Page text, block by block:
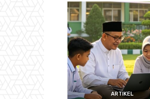
ARTIKEL